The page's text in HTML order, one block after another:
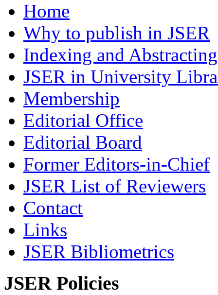
Home
Why to publish in JSER
Indexing and Abstracting
JSER in University
Membership
Editorial Office
Editorial Board
Former Editors-in-Chief
JSER List of Reviewers
Contact
Links
JSER Bibliometrics
JSER Policies